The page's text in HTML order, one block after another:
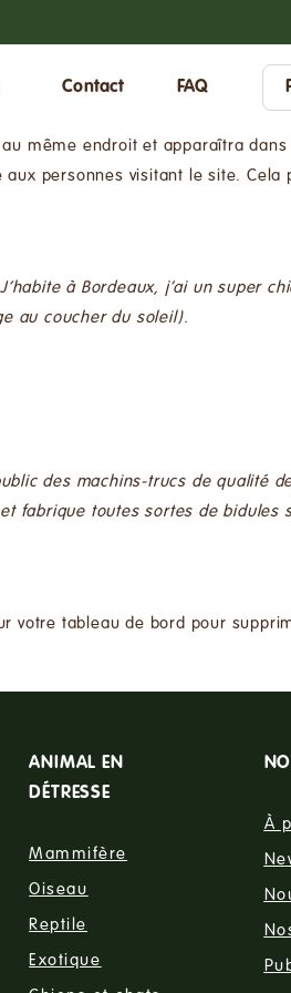
Contact FAQ
même endroit et apparaîtra
personnes visitant le site.
à Bordeaux, j’ai un super
au coucher du soleil).
des machins-trucs de qualité
fabrique toutes sortes de bidules
votre tableau de bord pour
ANIMAL EN
DÉTRESSE
Mammifère
Oiseau
Reptile
Exotique
À